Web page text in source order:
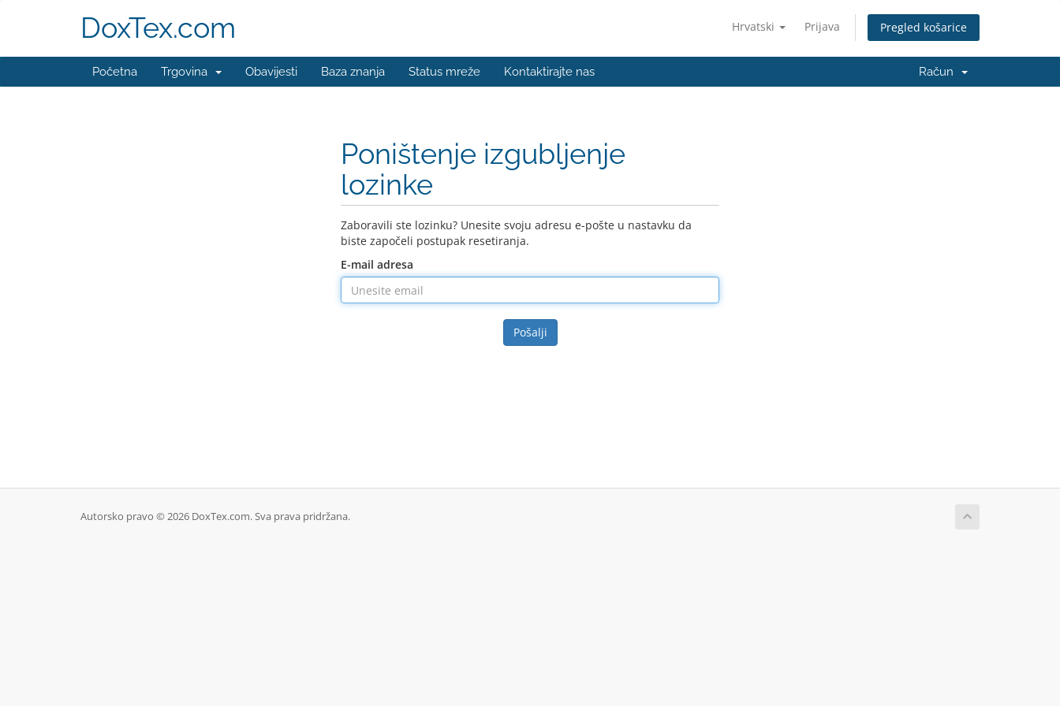
Hrvatski Prijava Pregled košarice
DoxTex.com
Početna Trgovina Obavijesti Baza znanja Status mreže Kontaktirajte nas Račun
Poništenje izgubljenje
lozinke
Zaboravili ste lozinku? Unesite svoju adresu e-pošte u nastavku da
biste započeli postupak resetiranja.
E-mail adresa
Pošalji
Autorsko pravo © 2026 DoxTex.com. Sva prava pridržana.